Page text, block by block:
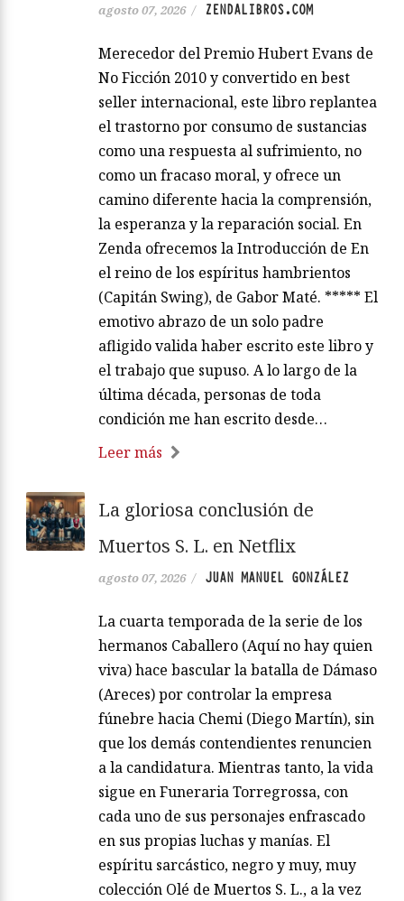
agosto 07, 2026 / ZENDALIBROS.COM
Merecedor del Premio Hubert Evans de
No Ficción 2010 y convertido en best
seller internacional, este libro replantea
el trastorno por consumo de sustancias
como una respuesta al sufrimiento, no
como un fracaso moral, y ofrece un
camino diferente hacia la comprensión,
la esperanza y la reparación social. En
Zenda ofrecemos la Introducción de En
el reino de los espíritus hambrientos
(Capitán Swing), de Gabor Maté. ***** El
emotivo abrazo de un solo padre
afligido valida haber escrito este libro y
el trabajo que supuso. A lo largo de la
última década, personas de toda
condición me han escrito desde…
Leer más
La gloriosa conclusión de
Muertos S. L. en Netflix
agosto 07, 2026 / JUAN MANUEL GONZÁLEZ
La cuarta temporada de la serie de los
hermanos Caballero (Aquí no hay quien
viva) hace bascular la batalla de Dámaso
(Areces) por controlar la empresa
fúnebre hacia Chemi (Diego Martín), sin
que los demás contendientes renuncien
a la candidatura. Mientras tanto, la vida
sigue en Funeraria Torregrossa, con
cada uno de sus personajes enfrascado
en sus propias luchas y manías. El
espíritu sarcástico, negro y muy, muy
colección Olé de Muertos S. L., a la vez